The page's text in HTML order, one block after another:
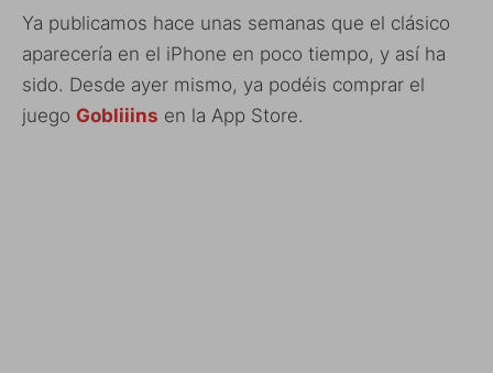
Ya publicamos hace unas semanas que el clásico
aparecería en el iPhone en poco tiempo, y así ha
sido. Desde ayer mismo, ya podéis comprar el
juego Gobliiins en la App Store.